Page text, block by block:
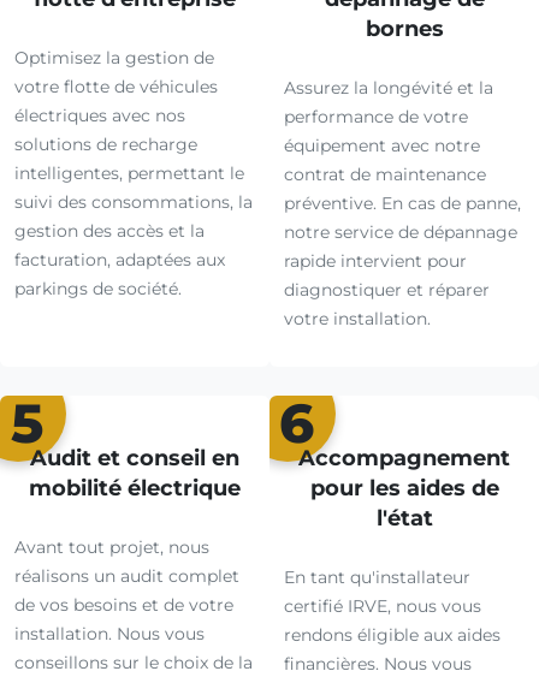
Optimisez la gestion de
votre flotte de véhicules
électriques avec nos
solutions de recharge
intelligentes, permettant le
suivi des consommations, la
gestion des accès et la
facturation, adaptées aux
parkings de société.
bornes
Assurez la longévité et la
performance de votre
équipement avec notre
contrat de maintenance
préventive. En cas de panne,
notre service de dépannage
rapide intervient pour
diagnostiquer et réparer
votre installation.
5
Audit et conseil en
mobilité électrique
Avant tout projet, nous
réalisons un audit complet
de vos besoins et de votre
installation. Nous vous
conseillons sur le choix de la
6
Accompagnement
pour les aides de
l'état
En tant qu'installateur
certifié IRVE, nous vous
rendons éligible aux aides
financières. Nous vous